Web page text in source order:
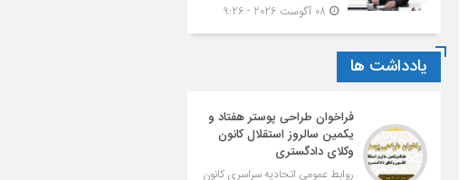
یادداشت ها
فراخوان طراحی پوستر هفتاد و
یکمین سالروز استقلال کانون
وکلای دادگستری
روابط عمومی اتحادیه سراسری کانون